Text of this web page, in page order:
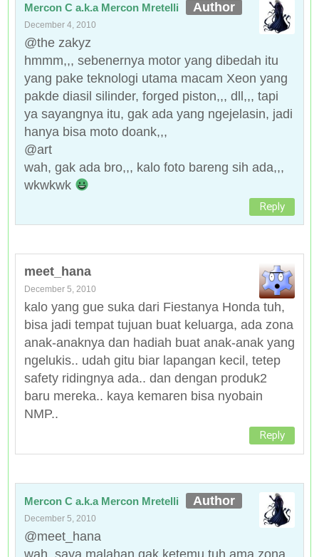
Mercon C a.k.a Mercon Mretelli
December 4, 2010
@the zakyz
hmmm,,, sebenernya motor yang dibedah itu
yang pake teknologi utama macam Xeon yang
pakde diasil silinder, forged piston,,, dll,,, tapi
ya sayangnya itu, gak ada yang ngejelasin, jadi
hanya bisa moto doank,,,
@art
wah, gak ada bro,,, kalo foto bareng sih ada,,,
wkwkwk
Reply
meet_hana
December 5, 2010
kalo yang gue suka dari Fiestanya Honda tuh,
bisa jadi tempat tujuan buat keluarga, ada zona
anak-anaknya dan hadiah buat anak-anak yang
ngelukis.. udah gitu biar lapangan kecil, tetep
safety ridingnya ada.. dan dengan produk2
baru mereka.. kaya kemaren bisa nyobain
NMP..
Reply
Mercon C a.k.a Mercon Mretelli
December 5, 2010
@meet_hana
wah, saya malahan gak ketemu tuh ama zona